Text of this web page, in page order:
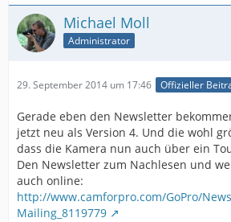
Michael Moll
Administrator
29. September 2014 um 17:46 Offizieller
Gerade eben den Newsletter
jetzt neu als Version 4. Und die wohl
dass die Kamera nun auch über ein
Den Newsletter zum Nachlesen und
auch online:
http://www.camforpro.com/GoPro/
Mailing_8119779